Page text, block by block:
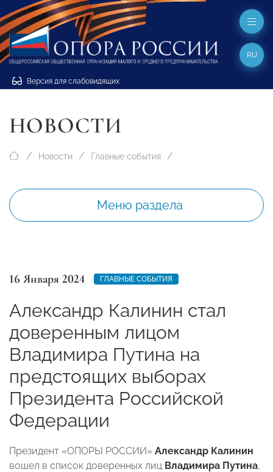
Версия для слабовидящих
RU
НОВОСТИ
Новости Главные события
Меню раздела
16 Января 2024 ГЛАВНЫЕ СОБЫТИЯ
Александр Калинин стал
доверенным лицом
Владимира Путина на
предстоящих выборах
Президента Российской
Федерации
Президент «ОПОРЫ РОССИИ» Александр Калинин
вошел в список доверенных лиц Владимира Путина,